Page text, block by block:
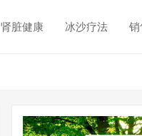
肾脏健康 冰沙疗法 销